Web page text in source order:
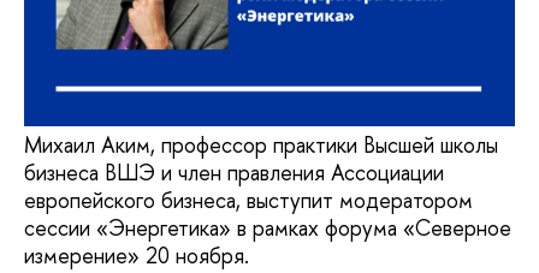
Михаил Аким, профессор практики Высшей школы
бизнеса ВШЭ и член правления Ассоциации
европейского бизнеса, выступит модератором
сессии «Энергетика» в рамках форума «Северное
измерение» 20 ноября.